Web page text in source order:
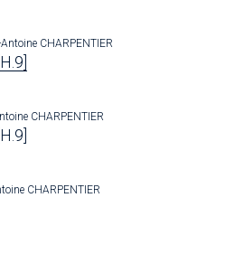
CHARPENTIER
CHARPENTIER
CHARPENTIER